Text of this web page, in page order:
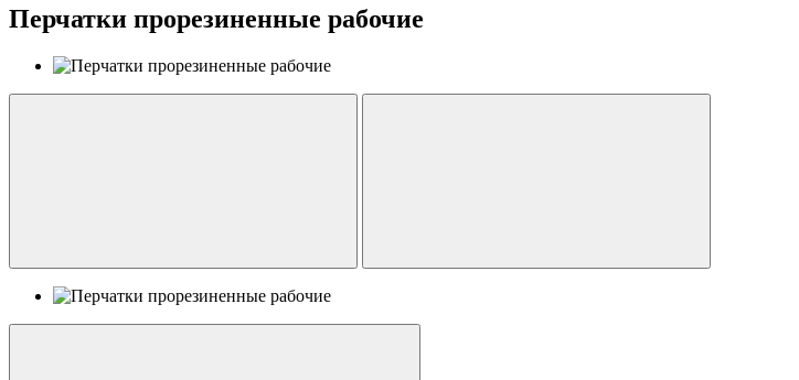
Перчатки прорезиненные рабочие